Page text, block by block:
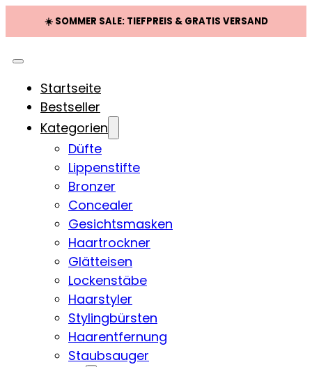
☀️ SOMMER SALE: TIEFPREIS & GRATIS VERSAND
Startseite
Bestseller
Kategorien
Düfte
Lippenstifte
Bronzer
Concealer
Gesichtsmasken
Haartrockner
Glätteisen
Lockenstäbe
Haarstyler
Stylingbürsten
Haarentfernung
Staubsauger